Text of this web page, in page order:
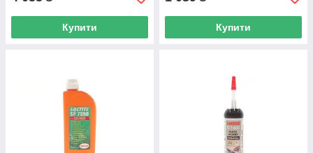
Купити Купити